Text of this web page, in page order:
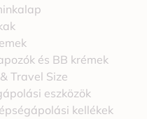
és BB krémek
Travel Size
eszközök
kellékek